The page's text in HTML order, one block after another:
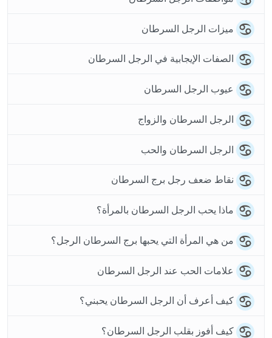
ميزات الرجل السرطان
الصفات الإيجابية في الرجل السرطان
عيوب الرجل السرطان
الرجل السرطان والزواج
الرجل السرطان والحب
نقاط ضعف رجل برج السرطان
ماذا يحب الرجل السرطان بالمرأة؟
من هي المرأة التي يحبها برج السرطان الرجل؟
علامات الحب عند الرجل السرطان
كيف أعرف أن الرجل السرطان يحبني؟
كيف أفوز بقلب الرجل السرطان؟